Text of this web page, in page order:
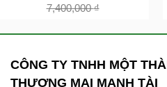
7,400,000₫
CÔNG TY TNHH MỘT
THƯƠNG MẠI MẠNH TÀI